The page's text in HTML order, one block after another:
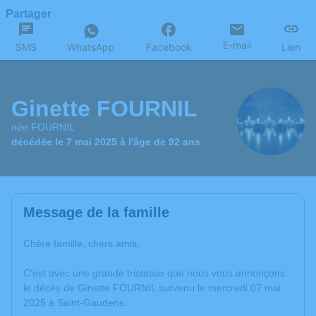
Partager
SMS WhatsApp Facebook E-mail Lien
Ginette FOURNIL
née FOURNIL
décédée le 7 mai 2025 à l'âge de 92 ans
Message de la famille
Chère famille, chers amis,
C’est avec une grande tristesse que nous vous annonçons
le décès de Ginette FOURNIL survenu le mercredi 07 mai
2025 à Saint-Gaudens.